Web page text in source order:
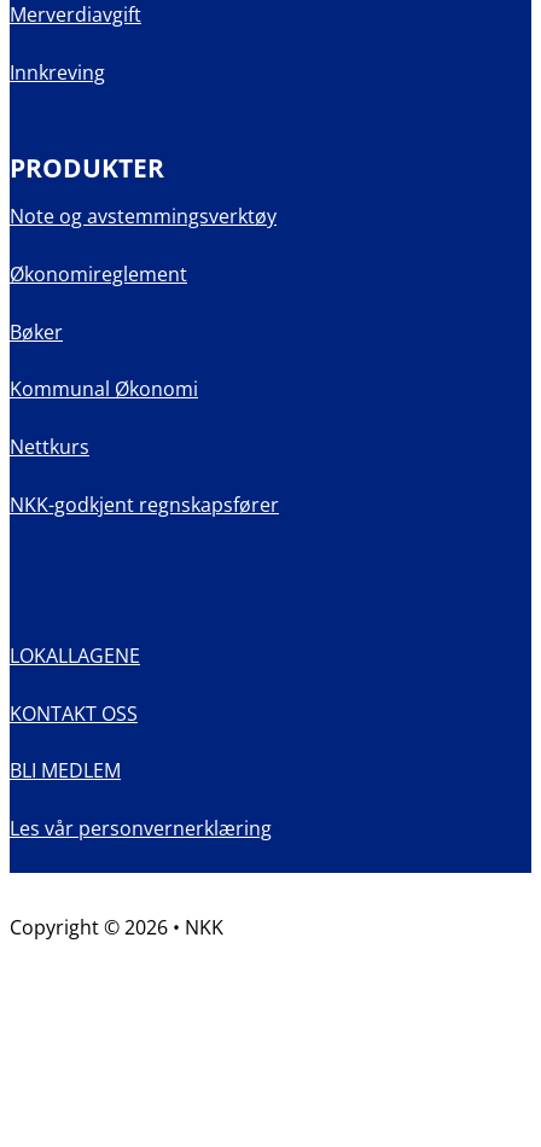
Merverdiavgift
Innkreving
PRODUKTER
Note og avstemmingsverktøy
Økonomireglement
Bøker
Kommunal Økonomi
Nettkurs
NKK-godkjent regnskapsfører
LOKALLAGENE
KONTAKT OSS
BLI MEDLEM
Les vår personvernerklæring
Copyright © 2026 • NKK